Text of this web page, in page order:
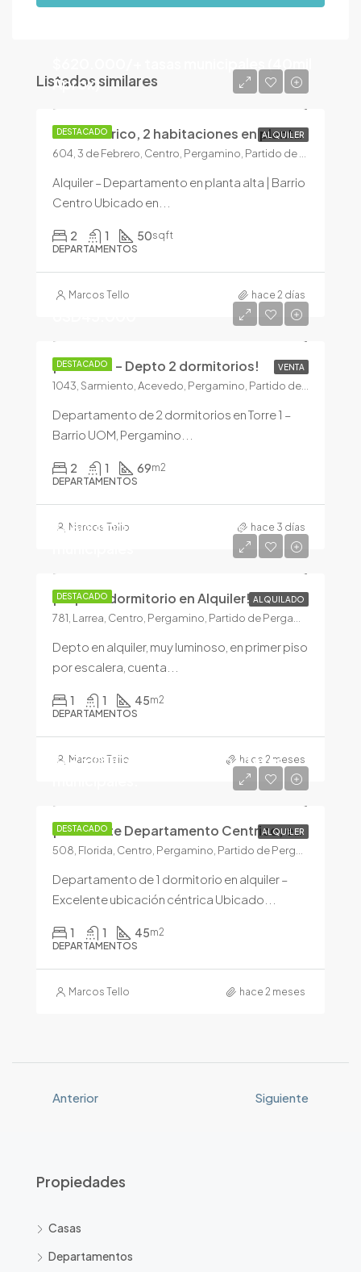
Listados similares
DESTACADO ALQUILER
Aprox)
Dto Centrico, 2 habitaciones en planta alta!
Alquiler – Departamento en planta alta | Barrio
Centro Ubicado en...
2 1 50sqft
DEPARTAMENTOS
Marcos Tello hace 2 días
DESTACADO VENTA
¡En venta – Depto 2 dormitorios!
Departamento de 2 dormitorios en Torre 1 –
Barrio UOM, Pergamino...
2 1 69m2
DEPARTAMENTOS
Marcos Tello hace 3 días
DESTACADO ALQUILADO
$450.000/+ prop. de tasas
¡Depto 1 dormitorio en Alquiler!
Depto en alquiler, muy luminoso, en primer piso
por escalera, cuenta...
1 1 45m2
DEPARTAMENTOS
Marcos Tello hace 2 meses
DESTACADO ALQUILER
$475.000/+100.000 exp y tasas
¡Excelente Departamento Centrico, en ALQUILER!
Departamento de 1 dormitorio en alquiler –
Excelente ubicación céntrica Ubicado...
1 1 45m2
DEPARTAMENTOS
Marcos Tello hace 2 meses
Anterior Siguiente
Propiedades
Casas
Departamentos